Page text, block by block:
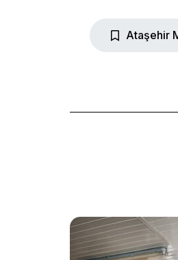
Ataşehir